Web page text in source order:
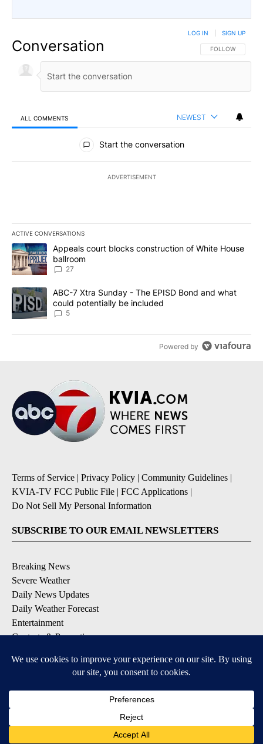
Conversation FOLLOW THIS
FOLLOW
LOG IN SIGN UP
ALL COMMENTS NEWEST
All Comments
Start the conversation
ADVERTISEMENT
ACTIVE CONVERSATIONS
The following is a list of the most commented articles in the last
A trending article titled "Appeals court blocks construction of
Appeals court blocks construction of White House
ballroom
27
A trending article titled "ABC-7 Xtra Sunday - The EPISD Bond
ABC-7 Xtra Sunday - The EPISD Bond and what
could potentially be included
5
Powered by
Terms of Service | Privacy Policy | Community Guidelines |
KVIA-TV FCC Public File | FCC Applications |
Do Not Sell My Personal Information
SUBSCRIBE TO OUR EMAIL NEWSLETTERS
Breaking News
Severe Weather
Daily News Updates
Daily Weather Forecast
Entertainment
Contests & Promotions
DOWNLOAD OUR APPS
Available for iOS and Android